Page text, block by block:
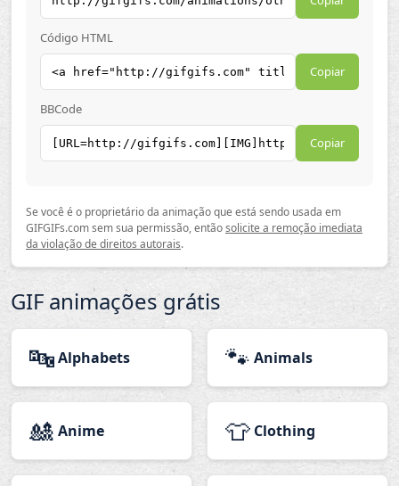
Código HTML
Copiar
BBCode
Copiar
Se você é o proprietário da animação que está sendo usada em
GIFGIFs.com sem sua permissão, entãosolicite a remoção imediata
da violação de direitos autorais.
GIF animações grátis
🔤Alphabets 🐾 Animals
🎎 Anime 👕 Clothing